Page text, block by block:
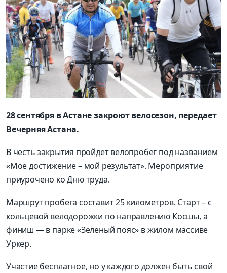
28 сентября в Астане закроют велосезон, передает
Вечерняя Астана.
В честь закрытия пройдет велопробег под названием
«Моё достижение – мой результат». Мероприятие
приурочено ко Дню труда.
Маршрут пробега составит 25 километров. Старт – с
кольцевой велодорожки по направлению Косшы, а
финиш — в парке «Зеленый пояс» в жилом массиве
Уркер.
Участие бесплатное, но у каждого должен быть свой